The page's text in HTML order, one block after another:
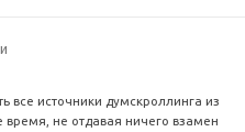
все источники думскроллинга из
не отдавая ничего взамен